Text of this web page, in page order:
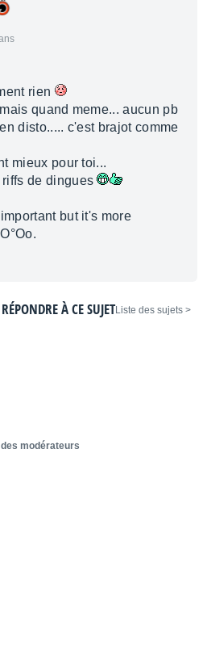
rien
quand meme... aucun pb
disto..... c'est brajot comme
mieux pour toi...
riffs de dingues
but it's more
< Liste des sujets
RÉPONDRE À CE SUJET
modérateurs